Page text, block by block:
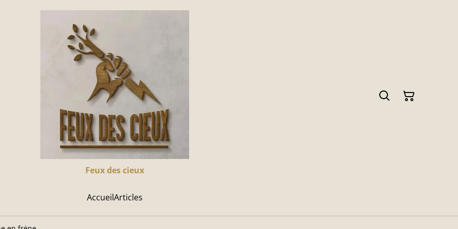
Feux des cieux
AccueilArticles